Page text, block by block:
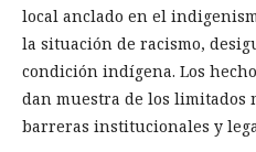
local anclado en el
la situación de racismo,
condición indígena. Los
dan muestra de los limitados
barreras institucionales y